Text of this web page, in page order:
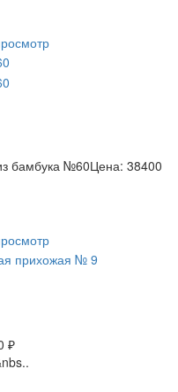
№60Цена: 38400
₽